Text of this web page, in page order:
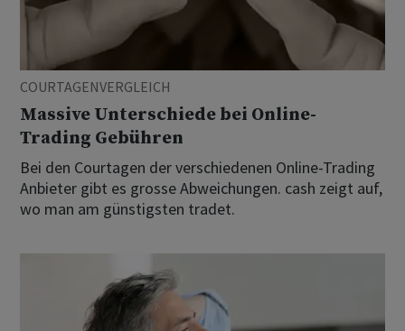
COURTAGENVERGLEICH
Massive Unterschiede bei Online-
Trading Gebühren
Bei den Courtagen der verschiedenen Online-Trading
Anbieter gibt es grosse Abweichungen. cash zeigt auf,
wo man am günstigsten tradet.